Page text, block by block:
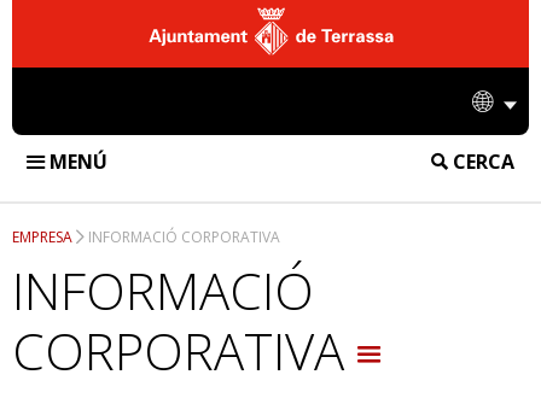
Ajuntament
de
Terrassa
MENÚ
CERCA
TANATORI
CREMATORI
SERVEIS FUNERARIS
DIFUSIÓ
EMPRESA INFORMACIÓ CORPORATIVA
INFORMACIÓ
CORPORATIVA